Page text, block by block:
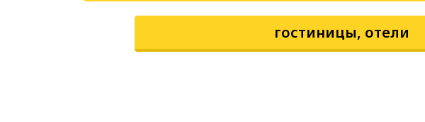
гостиницы, отели